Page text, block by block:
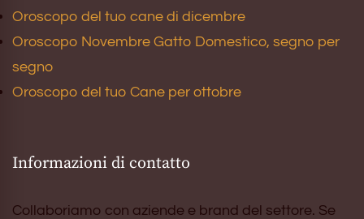
Oroscopo del tuo cane di dicembre
Oroscopo Novembre Gatto Domestico, segno per
segno
Oroscopo del tuo Cane per ottobre
Informazioni di contatto
Collaboriamo con aziende e brand del settore. Se